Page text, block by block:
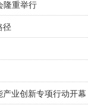
隆重举行
径
产业创新专项行动开幕